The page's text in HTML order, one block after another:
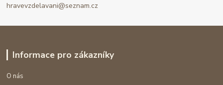
hravevzdelavani@seznam.cz
Informace pro zákazníky
O nás